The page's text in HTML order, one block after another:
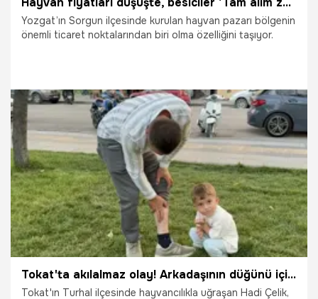
Yozgat’ın Sorgun ilçesinde kurulan hayvan pazarı bölgenin
önemli ticaret noktalarından biri olma özelliğini taşıyor.
25.07.2026 Vatan TV
Tokat'ta akılalmaz olay! Arkadaşının düğünü için bacağındaki keneyle saatlerce dolaştı
Tokat'ın Turhal ilçesinde hayvancılıkla uğraşan Hadi Çelik,